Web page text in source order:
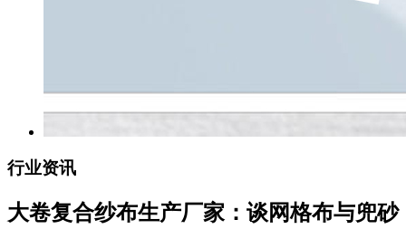
行业资讯
大卷复合纱布生产厂家：谈网格布与兜砂